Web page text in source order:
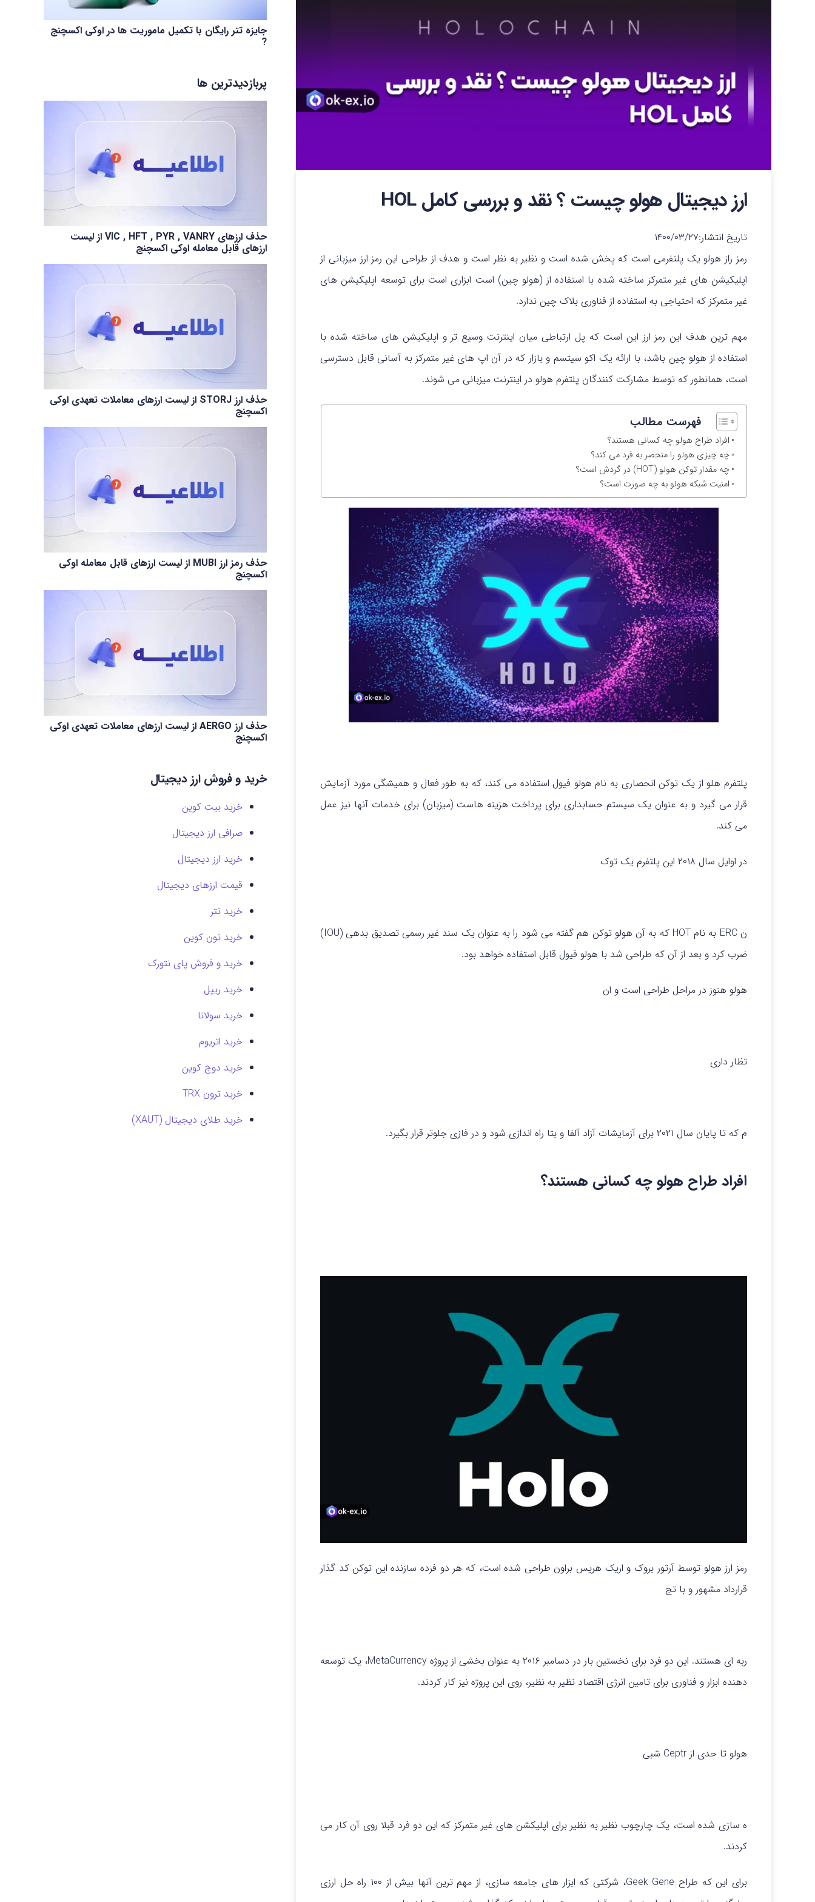
ارز دیجیتال هولو چیست ؟ نقد و بررسی کامل HOL
تاریخ انتشار:۱۴۰۰/۰۳/۲۷
رمز راز هولو یک پلتفرمی است که پخش شده است و نظیر به نظر است و هدف از طراحی این رمز ارز میزبانی از
اپلیکیشن های غیر متمرکز ساخته شده با استفاده از (هولو چین) است ابزاری است برای توسعه اپلیکیشن های
غیر متمرکز که احتیاجی به استفاده از فناوری بلاک چین ندارد.
مهم ترین هدف این رمز ارز این است که پل ارتباطی میان اینترنت وسیع تر و اپلیکیشن های ساخته شده با
استفاده از هولو چین باشد، با ارائه یک اکو سیتسم و بازار که در آن اپ های غیر متمرکز به آسانی قابل دسترسی
است، همانطور که توسط مشارکت کنندگان پلتفرم هولو در اینترنت میزبانی می شوند.
فهرست مطالب
افراد طراح هولو چه کسانی هستند؟
چه چیزی هولو را منحصر به فرد می کند؟
چه مقدار توکن هولو (HOT) در گردش است؟
امنیت شبکه هولو به چه صورت است؟
پلتفرم هلو از یک توکن انحصاری به نام هولو فیول استفاده می کند، که به طور فعال و همیشگی مورد آزمایش
قرار می گیرد و به عنوان یک سیستم حسابداری برای پرداخت هزینه هاست (میزبان) برای خدمات آنها نیز عمل
می کند.
در اوایل سال ۲۰۱۸ این پلتفرم یک توک
ن ERC به نام HOT که به آن هولو توکن هم گفته می شود را به عنوان یک سند غیر رسمی تصدیق بدهی (IOU)
ضرب کرد و بعد از آن که طراحی شد با هولو فیول قابل استفاده خواهد بود.
هولو هنوز در مراحل طراحی است و ان
تظار داری
م که تا پایان سال ۲۰۲۱ برای آزمایشات آزاد آلفا و بتا راه اندازی شود و در فازی جلوتر قرار بگیرد.
افراد طراح هولو چه کسانی هستند؟
رمز ارز هولو توسط آرتور بروک و اریک هریس براون طراحی شده است، که هر دو فرده سازنده این توکن کد گذار
قرارداد مشهور و با تج
ربه ای هستند. این دو فرد برای نخستین بار در دسامبر ۲۰۱۶ به عنوان بخشی از پروژه MetaCurrency، یک توسعه
دهنده ابزار و فناوری برای تامین انرژی اقتصاد نظیر به نظیر، روی این پروژه نیز کار کردند.
هولو تا حدی از Ceptr شبی
ه سازی شده است، یک چارچوب نظیر به نظیر برای اپلیکشن های غیر متمرکز که این دو فرد قبلا روی آن کار می
کردند.
برای این که طراح Geek Gene، شرکتی که ابزار های جامعه سازی، از مهم ترین آنها بیش از ۱۰۰ راه حل ارزی
جایزه تتر رایگان با تکمیل ماموریت ها در اوکی اکسچنج
?
پربازدیدترین ها
حذف ارزهای VIC , HFT , PYR , VANRY از لیست
ارزهای قابل معامله اوکی اکسچنج
حذف ارز STORJ از لیست ارزهای معاملات تعهدی اوکی
اکسچنج
حذف رمز ارز MUBI از لیست ارزهای قابل معامله اوکی
اکسچنج
حذف ارز AERGO از لیست ارزهای معاملات تعهدی اوکی
اکسچنج
خرید و فروش ارز دیجیتال
خرید بیت کوین
صرافی ارز دیجیتال
خرید ارز دیجیتال
قیمت ارزهای دیجیتال
خرید تتر
خرید تون کوین
خرید و فروش پای نتورک
خرید ریپل
خرید سولانا
خرید اتریوم
خرید دوج کوین
خرید ترون TRX
خرید طلای دیجیتال (XAUT)